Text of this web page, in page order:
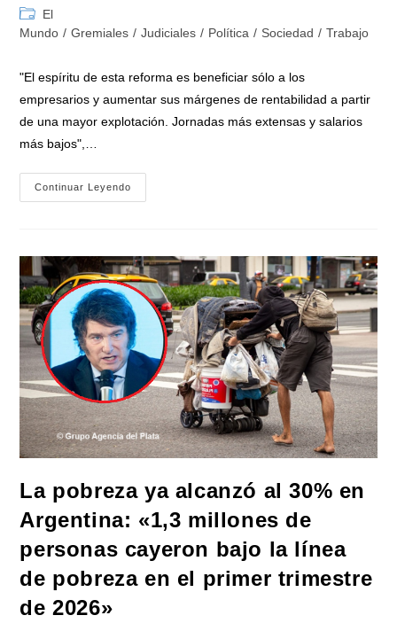
de
la
la
Categoría
de
El
Mundo / Gremiales / Judiciales / Política / Sociedad / Trabajo
"El espíritu de esta reforma es beneficiar sólo a los
empresarios y aumentar sus márgenes de rentabilidad a partir
de una mayor explotación. Jornadas más extensas y salarios
más bajos",…
Continuar Leyendo
FreSU
Milei
Ante
La
CIDH
Por
La
Reforma
Laboral
Y
Persecución
A
Dirigentes
Sindicales
La pobreza ya alcanzó al 30% en
Argentina: «1,3 millones de
personas cayeron bajo la línea
de pobreza en el primer trimestre
de 2026»